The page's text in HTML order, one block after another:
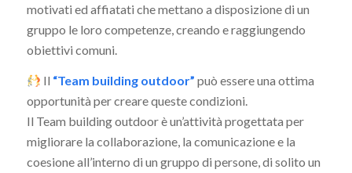
motivati ed affiatati che mettano a disposizione di un
gruppo le loro competenze, creando e raggiungendo
obiettivi comuni.
Il “Team building outdoor” può essere una ottima
opportunità per creare queste condizioni.
Il Team building outdoor è un’attività progettata per
migliorare la collaborazione, la comunicazione e la
coesione all’interno di un gruppo di persone, di solito un